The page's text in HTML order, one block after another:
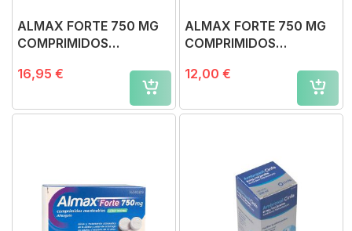
ALMAX FORTE 750 MG
COMPRIMIDOS
FRESA, 48 comprimidos
16,95 €
ALMAX FORTE 750 MG
COMPRIMIDOS
MENTA, 24 comprimidos
12,00 €